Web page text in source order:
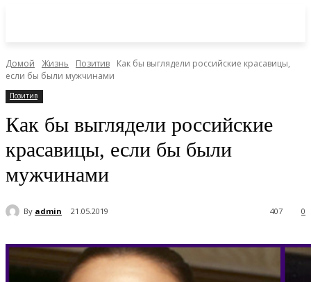
Домой Жизнь Позитив
Как бы выглядели российские красавицы,
если бы были мужчинами
Позитив
Как бы выглядели российские
красавицы, если бы были
мужчинами
By admin 21.05.2019 0
407